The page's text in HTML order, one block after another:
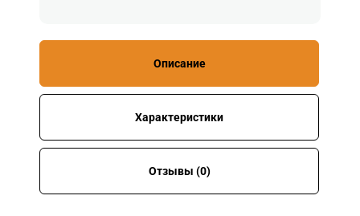
Описание
Характеристики
Отзывы (0)